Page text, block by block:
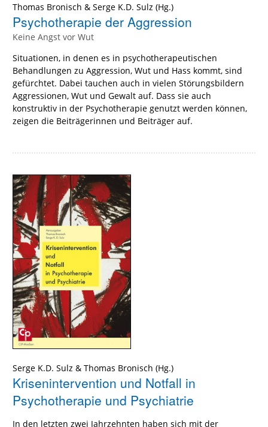
Thomas Bronisch & Serge K.D. Sulz (Hg.)
Psychotherapie der Aggression
Keine Angst vor Wut
Situationen, in denen es in psychotherapeutischen
Behandlungen zu Aggression, Wut und Hass kommt, sind
gefürchtet. Dabei tauchen auch in vielen Störungsbildern
Aggressionen, Wut und Gewalt auf. Dass sie auch
konstruktiv in der Psychotherapie genutzt werden können,
zeigen die Beiträgerinnen und Beiträger auf.
Serge K.D. Sulz & Thomas Bronisch (Hg.)
Krisenintervention und Notfall in
Psychotherapie und Psychiatrie
In den letzten zwei Jahrzehnten haben sich mit der